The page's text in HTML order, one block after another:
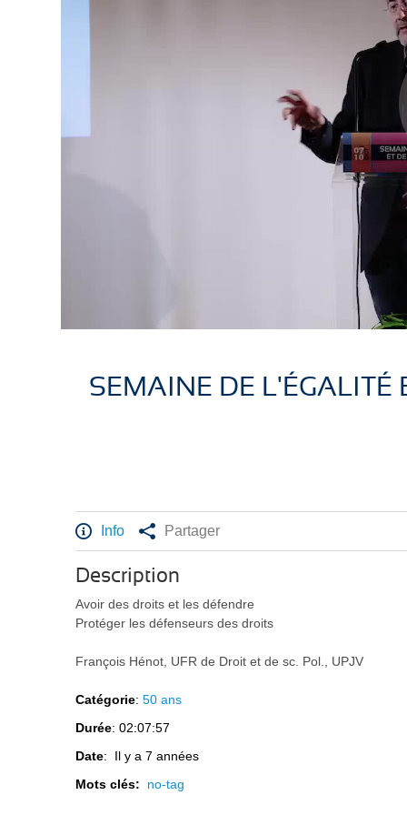
SEMAINE DE L'ÉGALITÉ
Info Partager
Description
Avoir des droits et les défendre
Protéger les défenseurs des droits
François Hénot, UFR de Droit et de sc. Pol., UPJV
Catégorie:50 ans
Durée: 02:07:57
Date: Il y a 7 années
Mots clés: no-tag